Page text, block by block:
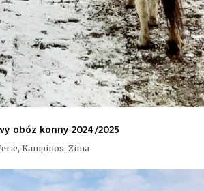
obóz konny 2024/2025
Kampinos, Zima